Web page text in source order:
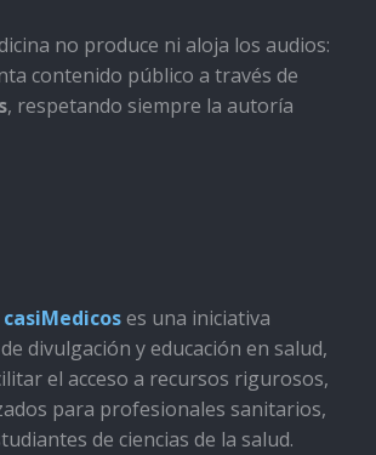
no produce ni aloja los audios:
contenido público a través de
, respetando siempre la autoría
casiMedicoses una iniciativa
divulgación y educación en salud,
el acceso a recursos rigurosos,
para profesionales sanitarios,
de ciencias de la salud.